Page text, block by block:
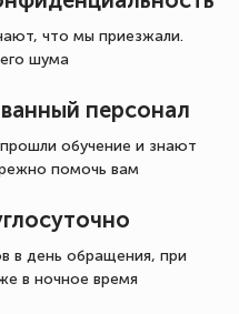
что мы приезжали.
шума
персонал
обучение и знают
помочь вам
в день обращения, при
в ночное время